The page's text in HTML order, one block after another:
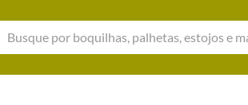
por boquilhas, palhetas, estojos e mais...